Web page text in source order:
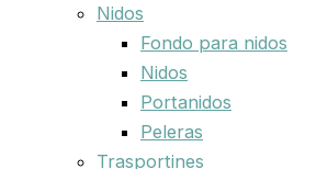
Nidos
Fondo para nidos
Nidos
Portanidos
Peleras
Trasportines